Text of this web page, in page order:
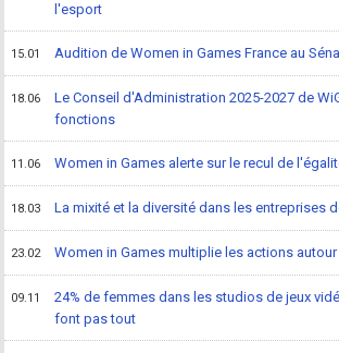
l'esport
15.01 Audition de Women in Games France au
18.06
Le Conseil d'Administration 2025-2027 de
fonctions
11.06 Women in Games alerte sur le recul de
18.03 La mixité et la diversité dans les entreprises
23.02 Women in Games multiplie les actions
09.11
24% de femmes dans les studios de jeux
font pas tout